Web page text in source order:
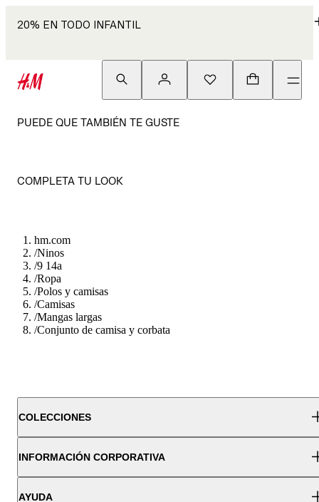
20% EN TODO INFANTIL
PUEDE QUE TAMBIÉN TE GUSTE
COMPLETA TU LOOK
hm.com
/Ninos
/9 14a
/Ropa
/Polos y camisas
/Camisas
/Mangas largas
/Conjunto de camisa y corbata
COLECCIONES
INFORMACIÓN CORPORATIVA
AYUDA